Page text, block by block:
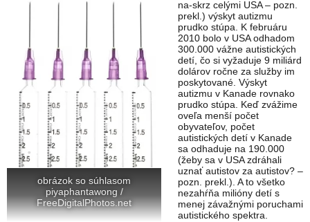
obrázok so súhlasom
piyaphantawong /
FreeDigitalPhotos.net
na-skrz celými USA – pozn.
prekl.) výskyt autizmu
prudko stúpa. K februáru
2010 bolo v USA odhadom
300.000 vážne autistických
detí, čo si vyžaduje 9 miliárd
dolárov ročne za služby im
poskytované. Výskyt
autizmu v Kanade rovnako
prudko stúpa. Keď zvážime
oveľa menší počet
obyvateľov, počet
autistických detí v Kanade
sa odhaduje na 190.000
(žeby sa v USA zdráhali
uznať autistov za autistov? –
pozn. prekl.). A to všetko
nezahŕňa milióny detí s
menej závažnými poruchami
autistického spektra.